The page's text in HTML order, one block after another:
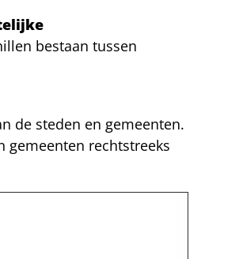
bestaan tussen
de steden en gemeenten.
gemeenten rechtstreeks